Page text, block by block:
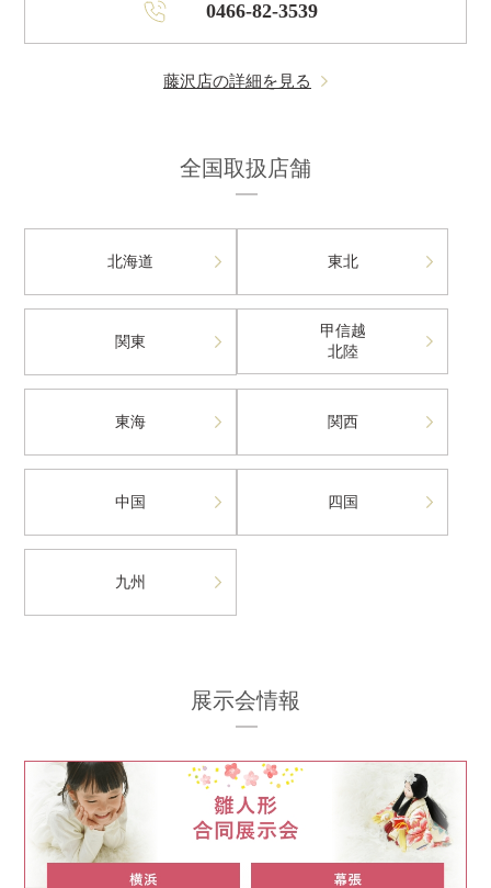
0466-82-3539
藤沢店の詳細を見る
全国取扱店舗
北海道 東北
関東
甲信越
北陸
東海 関西
中国 四国
九州
展示会情報